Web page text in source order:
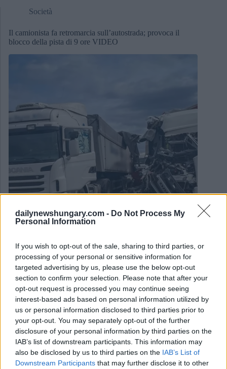
dailynewshungary.com - Do Not Process My
Personal Information
If you wish to opt-out of the sale, sharing to third parties, or
processing of your personal or sensitive information for
targeted advertising by us, please use the below opt-out
section to confirm your selection. Please note that after your
opt-out request is processed you may continue seeing
interest-based ads based on personal information utilized by
us or personal information disclosed to third parties prior to
your opt-out. You may separately opt-out of the further
disclosure of your personal information by third parties on the
IAB’s list of downstream participants. This information may
also be disclosed by us to third parties on the IAB’s List of
Downstream Participants that may further disclose it to other
Società
Il camionista fa retromarcia sull’autostrada; provoca il
blocco della pista di 9 ore VIDEO
Negli ultimi due anni, ma soprattutto nel 2022, il numero di
incidenti stradali sembra essere in aumento. Oltre alla
disattenzione o alla mancanza di attenzione delle persone
durante la guida, anche la guida in stato di ebbrezza e
l’infrazione del…
Péter Licskay April 14, 2022
Società
Famosi salumi ungheresi contraffatti venduti al mercato di
Budapest FOTO, VIDEO